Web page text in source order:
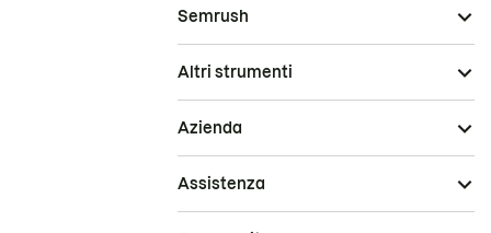
Semrush
Altri strumenti
Azienda
Assistenza